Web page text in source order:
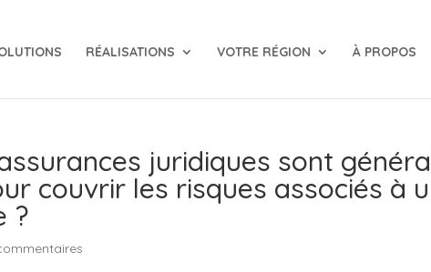
RÉALISATIONS VOTRE RÉGION À PROPOS
juridiques sont
couvrir les risques associés à
?